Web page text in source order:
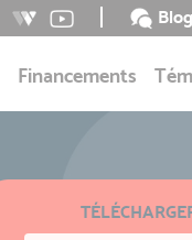
Blog
Financements